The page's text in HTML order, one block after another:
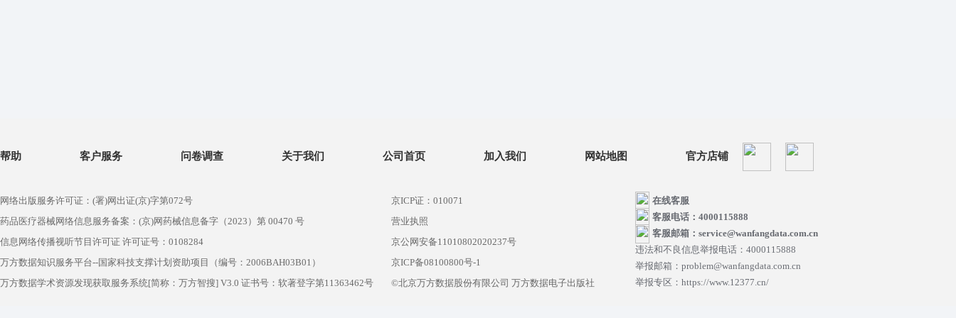
帮助 客户服务 问卷调查 关于我们 公司首页 加入我们 网站地图 官方店铺
网络出版服务许可证：(署)网出证(京)字第072号
药品医疗器械网络信息服务备案：(京)网药械信息备字（2023）第 00470 号
信息网络传播视听节目许可证 许可证号：0108284
万方数据知识服务平台--国家科技支撑计划资助项目（编号：2006BAH03B01）
万方数据学术资源发现获取服务系统[简称：万方智搜] V3.0 证书号：软著登字第11363462号
京ICP证：010071
营业执照
京公网安备11010802020237号
京ICP备08100800号-1
©北京万方数据股份有限公司 万方数据电子出版社
在线客服
客服电话：4000115888
客服邮箱：service@wanfangdata.com.cn
违法和不良信息举报电话：4000115888
举报邮箱：problem@wanfangdata.com.cn
举报专区：https://www.12377.cn/